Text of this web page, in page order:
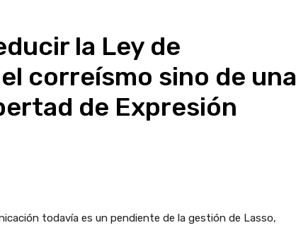
la Ley de
correísmo sino de una
de Expresión
todavía es un pendiente de la gestión de Lasso,